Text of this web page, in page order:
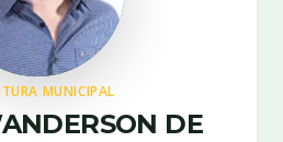
MUNICIPAL
DE